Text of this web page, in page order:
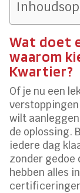
Wat doet
waarom
Kwartier?
Of je nu een
wilt
de oplossing.
iedere dag
zonder gedoe
hebben alles